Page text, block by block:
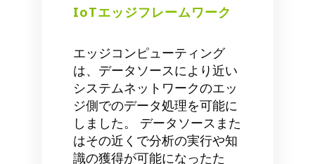
IoTエッジフレームワーク
エッジコンピューティング
は、データソースにより近い
システムネットワークのエッ
ジ側でのデータ処理を可能に
しました。 データソースまた
はその近くで分析の実行や知
識の獲得が可能になったた